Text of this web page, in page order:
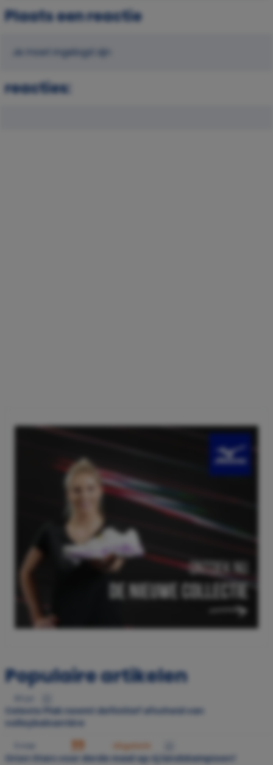
Plaats een reactie
Je moet ingelogd zijn
reacties:
Populaire artikelen
Celeste Plak neemt definitief afscheid van
volleybalcarrière
Uitgelicht
Orion Stars voor derde maal op rij landskampioen!